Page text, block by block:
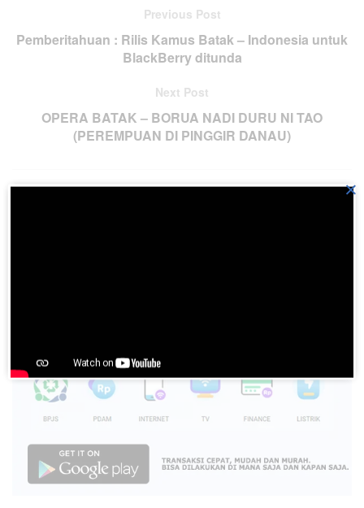
Previous Post
Pemberitahuan : Rilis Kamus Batak – Indonesia untuk
BlackBerry ditunda
Next Post
OPERA BATAK – BORUA NADI DURU NI TAO
(PEREMPUAN DI PINGGIR DANAU)
×